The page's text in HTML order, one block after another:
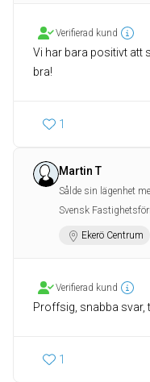
Verifierad kund
Vi har bara positivt att
bra!
1
Martin T
Sålde sin lägenhet
Svensk
Ekerö Centrum
Verifierad kund
Proffsig, snabba svar,
1